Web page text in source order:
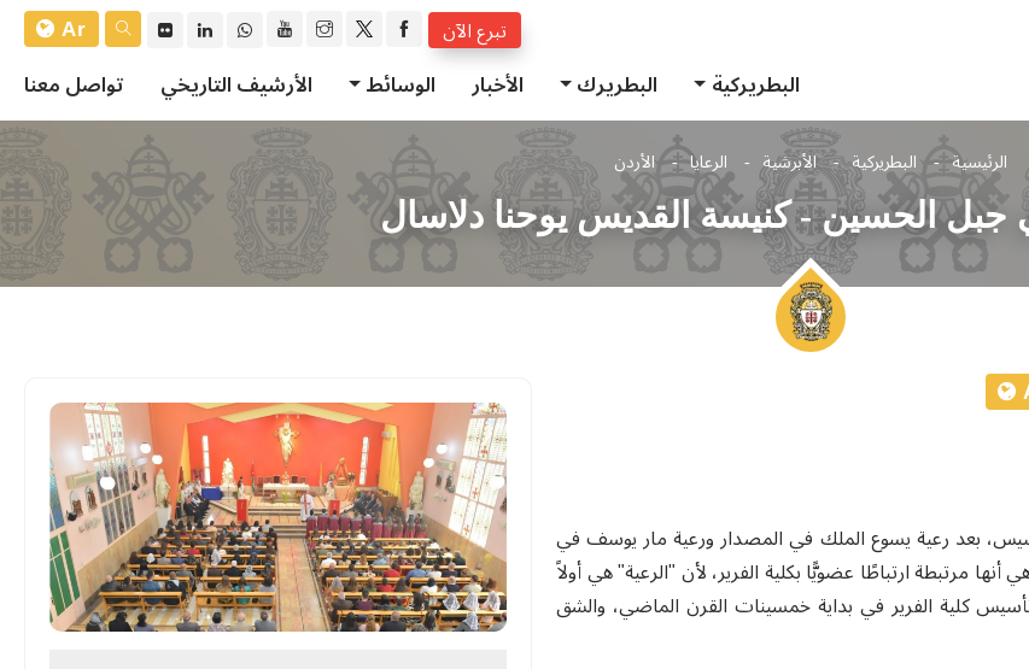
تبرع الآن
Ar
البطريركية
البطريرك الأخبار الوسائط الأرشيف التاريخي تواصل معنا
الرئيسية البطريركية الأبرشية الرعايا الأردن
جبل الحسين - كنيسة القديس يوحنا دلاسال
بعد رعية يسوع الملك في المصدار ورعية مار يوسف في
مرتبطة ارتباطًا عضويًّا بكلية الفرير، لأن "الرعية" هي أولاً
كلية الفرير في بداية خمسينات القرن الماضي، والشق